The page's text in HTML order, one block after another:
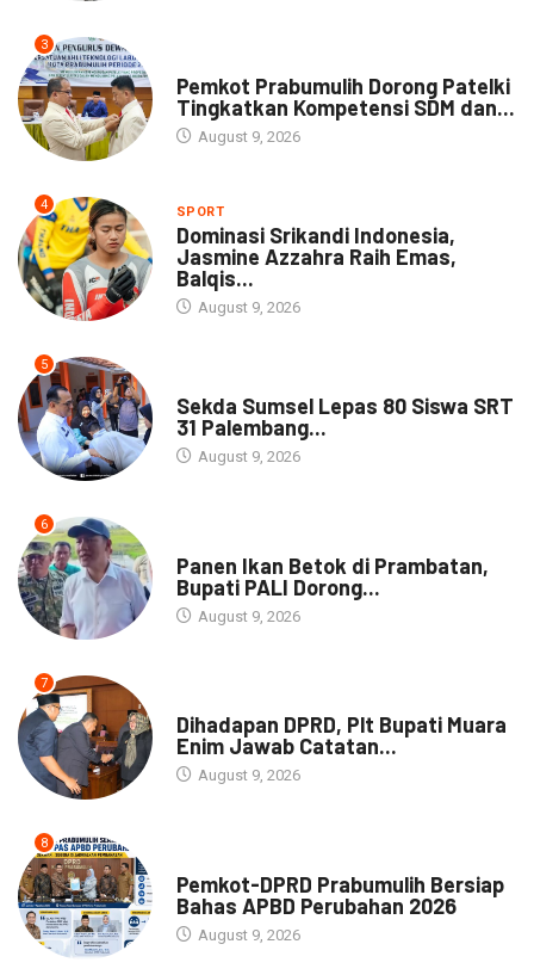
3
Pemkot Prabumulih Dorong Patelki
Tingkatkan Kompetensi SDM dan...
August 9, 2026
4 SPORT
Dominasi Srikandi Indonesia,
Jasmine Azzahra Raih Emas,
Balqis...
August 9, 2026
5
Sekda Sumsel Lepas 80 Siswa SRT
31 Palembang...
August 9, 2026
6
Panen Ikan Betok di Prambatan,
Bupati PALI Dorong...
August 9, 2026
7
Dihadapan DPRD, Plt Bupati Muara
Enim Jawab Catatan...
August 9, 2026
8
Pemkot-DPRD Prabumulih Bersiap
Bahas APBD Perubahan 2026
August 9, 2026